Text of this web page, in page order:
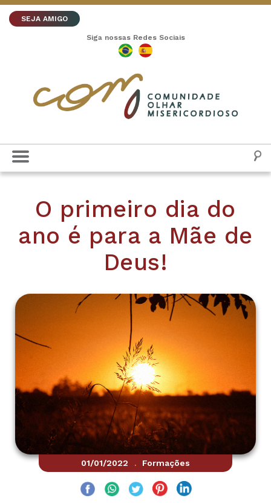
SEJA AMIGO
Siga nossas Redes Sociais
O primeiro dia do
ano é para a Mãe de
Deus!
01/01/2022 . Formações